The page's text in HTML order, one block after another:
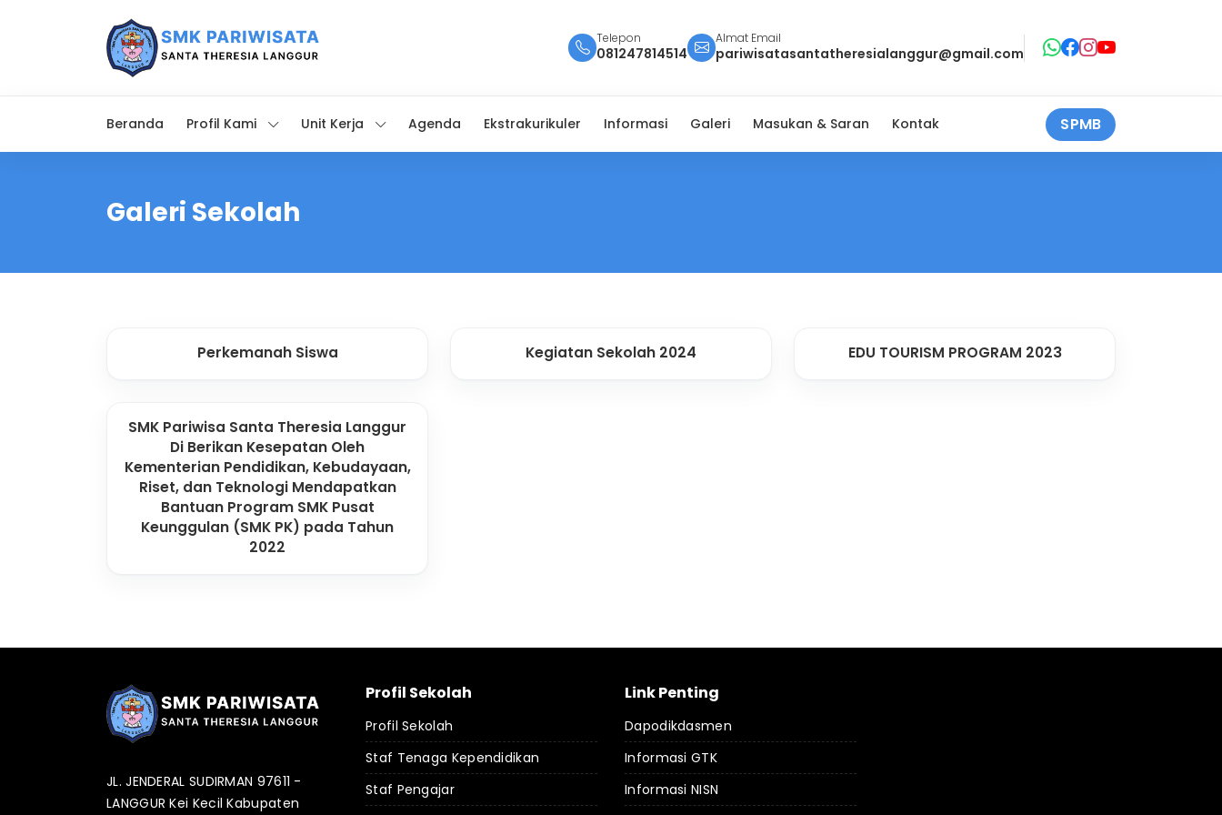
Telepon
081247814514
Almat Email
pariwisatasantatheresialanggur@gmail.com
Beranda Profil Kami Unit Kerja Agenda Ekstrakurikuler Informasi Galeri Masukan & Saran Kontak SPMB
Galeri Sekolah
Perkemanah Siswa Kegiatan Sekolah 2024 EDU TOURISM PROGRAM 2023
SMK Pariwisa Santa Theresia Langgur
Di Berikan Kesepatan Oleh
Kementerian Pendidikan, Kebudayaan,
Riset, dan Teknologi Mendapatkan
Bantuan Program SMK Pusat
Keunggulan (SMK PK) pada Tahun
2022
JL. JENDERAL SUDIRMAN 97611 -
LANGGUR Kei Kecil Kabupaten
Profil Sekolah
Profil Sekolah
Staf Tenaga Kependidikan
Staf Pengajar
Link Penting
Dapodikdasmen
Informasi GTK
Informasi NISN